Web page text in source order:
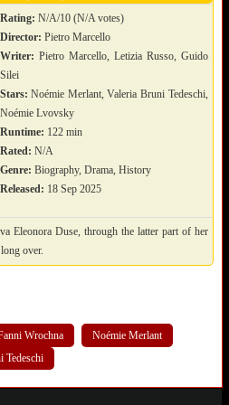
Rating: N/A/10 (N/A votes)
Director: Pietro Marcello
Writer: Pietro Marcello, Letizia Russo, Guido
Silei
Stars: Noémie Merlant, Valeria Bruni Tedeschi,
Noémie Lvovsky
Runtime: 122 min
Rated: N/A
Genre: Biography, Drama, History
Released: 18 Sep 2025
Eleonora Duse, through the latter part of her
over.
Wrochna
Noémie Merlant
Tedeschi